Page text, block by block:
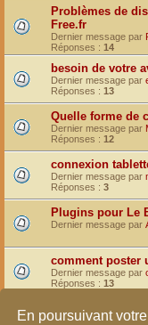
En poursuivant
Problèmes de
Free.fr
Dernier message par
Réponses : 14
besoin de votre
Dernier message par
Réponses : 13
Quelle forme de
Dernier message par
Réponses : 12
connexion
Dernier message par
Réponses : 3
Plugins pour Le
Dernier message par
comment poster
Dernier message par
Réponses : 13